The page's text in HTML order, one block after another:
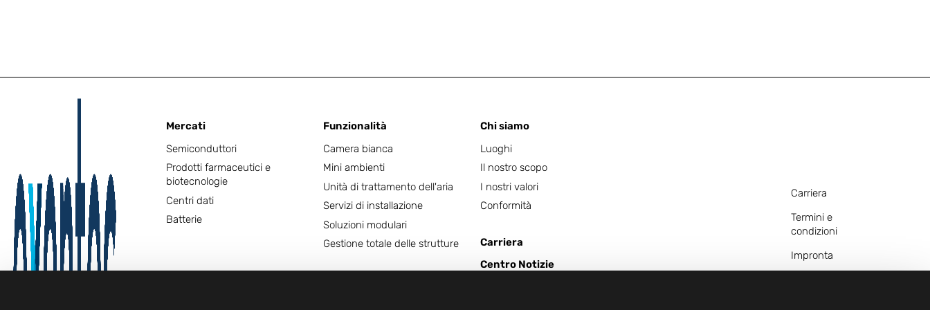
Mercati
Semiconduttori
Prodotti farmaceutici e
biotecnologie
Centri dati
Batterie
Funzionalità
Camera bianca
Mini ambienti
Unità di trattamento dell'aria
Servizi di installazione
Soluzioni modulari
Gestione totale delle strutture
Chi siamo
Luoghi
Il nostro scopo
I nostri valori
Conformità
Carriera
Centro Notizie
Carriera
Termini e
condizioni
Impronta